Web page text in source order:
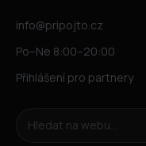
info@pripojto.cz
Po–Ne 8:00–20:00
Přihlášení pro partnery
Hledat na webu